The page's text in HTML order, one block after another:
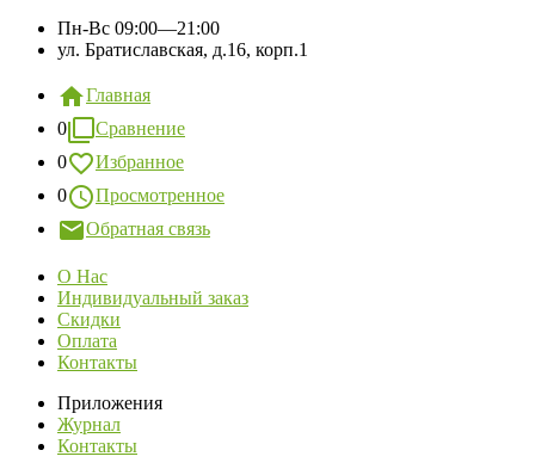
Пн-Вс 09:00—21:00
ул. Братиславская, д.16, корп.1
Главная
0
Сравнение
0
Избранное
0
Просмотренное
Обратная связь
О Нас
Индивидуальный заказ
Скидки
Оплата
Контакты
Приложения
Журнал
Контакты